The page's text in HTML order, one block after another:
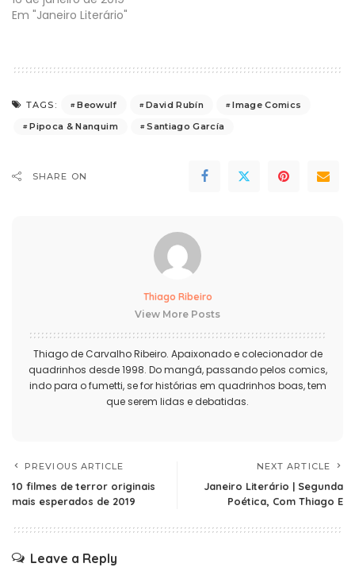
Em "Janeiro Literário"
TAGS: Beowulf David Rubín
Image Comics
Pipoca & Nanquim
Santiago García
SHARE ON
Thiago Ribeiro
View More Posts
Thiago de Carvalho Ribeiro. Apaixonado e colecionador de
quadrinhos desde 1998. Do mangá, passando pelos comics,
indo para o fumetti, se for histórias em quadrinhos boas, tem
que serem lidas e debatidas.
PREVIOUS ARTICLE
10 filmes de terror originais
mais esperados de 2019
NEXT ARTICLE
Janeiro Literário | Segunda
Poética, Com Thiago E
Leave a Reply